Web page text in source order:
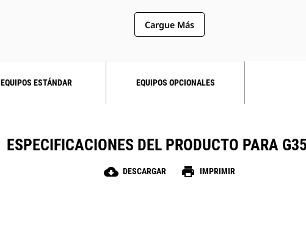
Cargue Más
EQUIPOS ESTÁNDAR EQUIPOS OPCIONALES
ESPECIFICACIONES DEL PRODUCTO PARA
cloud_download DESCARGAR print IMPRIMIR